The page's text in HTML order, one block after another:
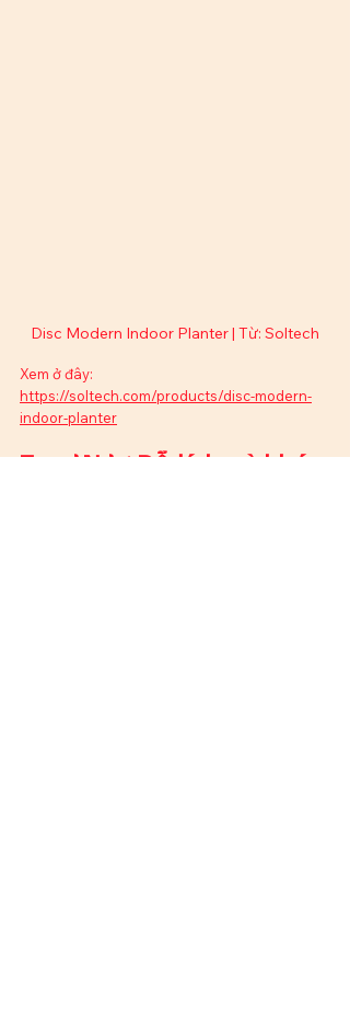
Disc Modern Indoor Planter | Từ: Soltech
Xem ở đây:
https://soltech.com/products/disc-modern-
indoor-planter